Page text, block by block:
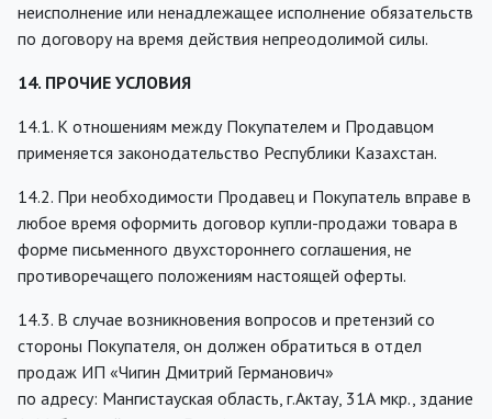
неисполнение или ненадлежащее исполнение обязательств
по договору на время действия непреодолимой силы.
14. ПРОЧИЕ УСЛОВИЯ
14.1. К отношениям между Покупателем и Продавцом
применяется законодательство Республики Казахстан.
14.2. При необходимости Продавец и Покупатель вправе в
любое время оформить договор купли-продажи товара в
форме письменного двухстороннего соглашения, не
противоречащего положениям настоящей оферты.
14.3. В случае возникновения вопросов и претензий со
стороны Покупателя, он должен обратиться в отдел
продаж ИП «Чигин Дмитрий Германович»
по адресу: Мангистауская область, г.Актау, 31А мкр., здание